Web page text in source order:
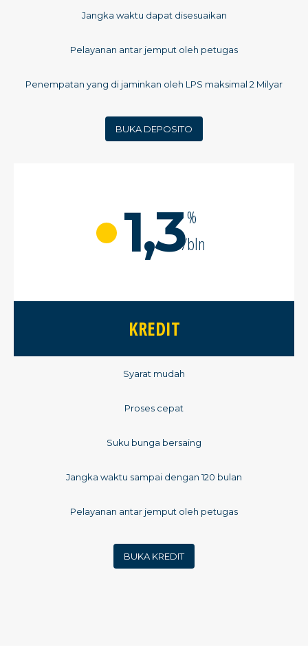
Jangka waktu dapat disesuaikan
Pelayanan antar jemput oleh petugas
Penempatan yang di jaminkan oleh LPS maksimal 2 Milyar
BUKA DEPOSITO
1,3%
/bln
KREDIT
Syarat mudah
Proses cepat
Suku bunga bersaing
Jangka waktu sampai dengan 120 bulan
Pelayanan antar jemput oleh petugas
BUKA KREDIT